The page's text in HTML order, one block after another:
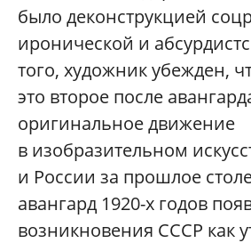
было деконструкцией
иронической и
того, художник убежден,
это второе после
оригинальное движение
в изобразительном
и России за прошлое
авангард 1920-х годов
возникновения СССР как